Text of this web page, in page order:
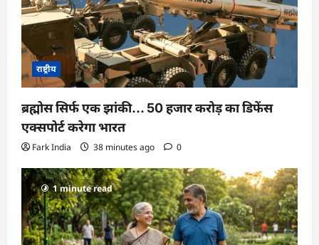
राष्ट्रीय
ब्रह्मोस सिर्फ एक झांकी… 50 हजार करोड़ का डिफेंस
एक्सपोर्ट करेगा भारत
Fark India 38 minutes ago 0
1 minute read